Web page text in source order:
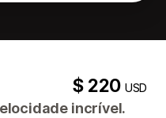
$ 220USD
incrível.